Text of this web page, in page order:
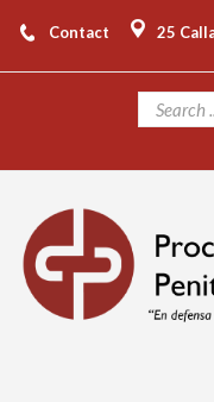
Contact 25